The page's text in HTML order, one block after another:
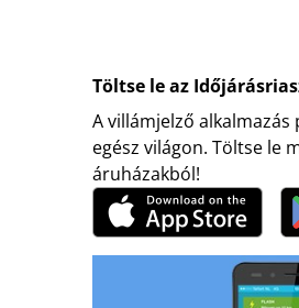
Töltse le az
A villámjelző
egész világon. Töltse le
áruházakból!